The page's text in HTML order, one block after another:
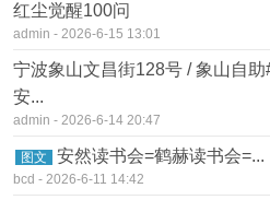
红尘觉醒100问
admin - 2026-6-15 13:01
宁波象山文昌街128号 / 象山自
安...
admin - 2026-6-14 20:47
图文 安然读书会=鹤赫读书会=...
bcd - 2026-6-11 14:42